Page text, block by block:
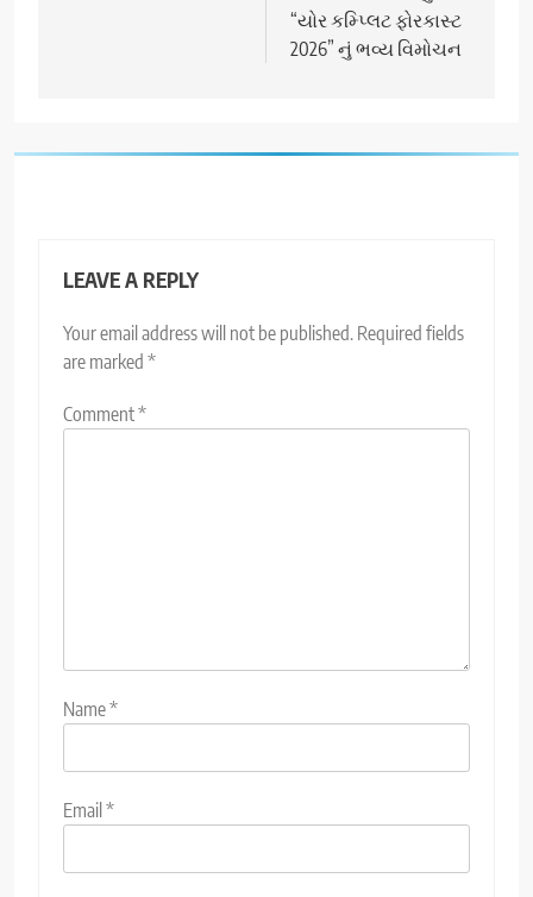
“યોર કમ્પ્લિટ ફોરકાસ્ટ
2026” નું ભવ્ય વિમોચન
LEAVE A REPLY
Your email address will not be published. Required fields
are marked *
Comment*
Name*
Email*